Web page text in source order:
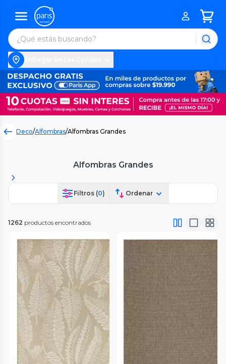
Deco/Alfombras/Alfombras Grandes
Alfombras Grandes
Filtros (0) Ordenar
1262 productos encontrados